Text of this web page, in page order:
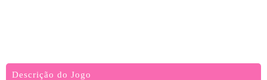
Descrição do Jogo